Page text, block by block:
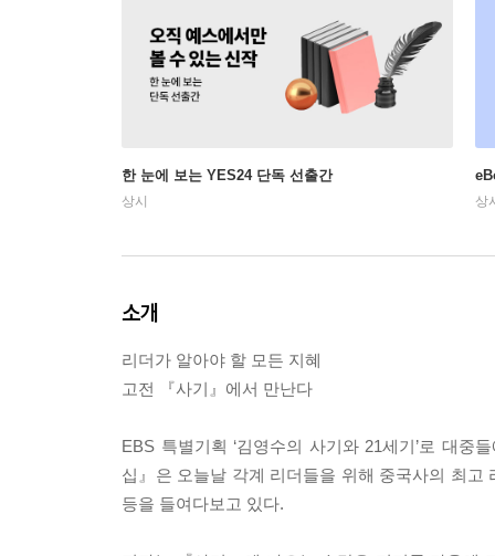
한 눈에 보는 YES24 단독 선출간
상시 상
소개
리더가 알아야 할 모든 지혜
고전 『사기』에서 만난다
EBS 특별기획 ‘김영수의 사기와 21세기’로 대
십』은 오늘날 각계 리더들을 위해 중국사의 최
등을 들여다보고 있다.